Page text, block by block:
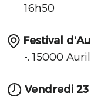
16h50
Festival
-, 15000
Vendredi 23